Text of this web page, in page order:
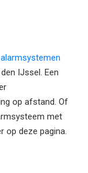
alarmsystemen
IJssel. Een
op afstand. Of
met
op deze pagina.